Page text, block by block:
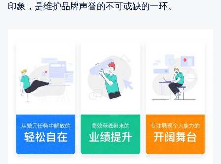
印象，是维护品牌声誉的不可或缺的一环。